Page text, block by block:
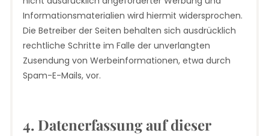
Informationsmaterialien wird hiermit widersprochen.
Die Betreiber der Seiten behalten sich ausdrücklich
rechtliche Schritte im Falle der unverlangten
Zusendung von Werbeinformationen, etwa durch
Spam-E-Mails, vor.
4. Datenerfassung auf dieser